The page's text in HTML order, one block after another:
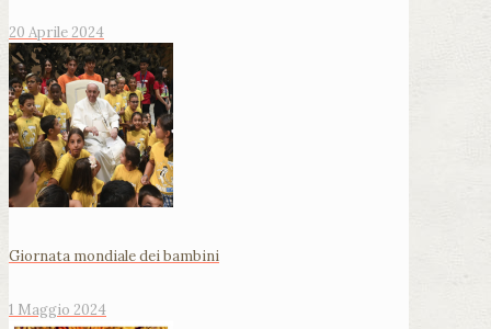
20 Aprile 2024
Giornata mondiale dei bambini
1 Maggio 2024